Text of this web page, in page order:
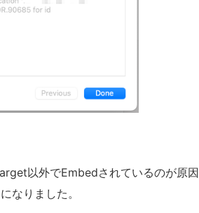
以外でEmbedされているのが原因
なりました。